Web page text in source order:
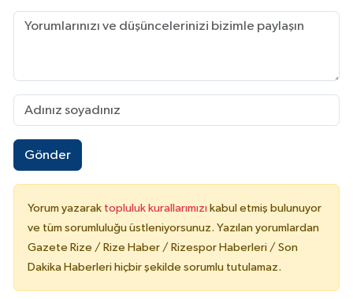
Gönder
Yorum yazarak topluluk kurallarımızı kabul etmiş bulunuyor
ve tüm sorumluluğu üstleniyorsunuz. Yazılan yorumlardan
Gazete Rize / Rize Haber / Rizespor Haberleri / Son
Dakika Haberleri hiçbir şekilde sorumlu tutulamaz.